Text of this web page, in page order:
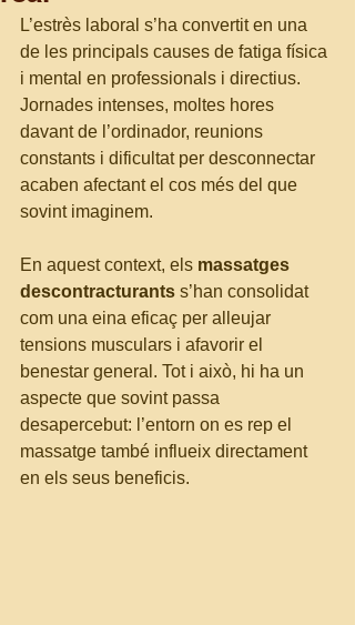
L’estrès laboral s’ha convertit en una
de les principals causes de fatiga física
i mental en professionals i directius.
Jornades intenses, moltes hores
davant de l’ordinador, reunions
constants i dificultat per desconnectar
acaben afectant el cos més del que
sovint imaginem.
En aquest context, els massatges
descontracturants s’han consolidat
com una eina eficaç per alleujar
tensions musculars i afavorir el
benestar general. Tot i això, hi ha un
aspecte que sovint passa
desapercebut: l’entorn on es rep el
massatge també influeix directament
en els seus beneficis.